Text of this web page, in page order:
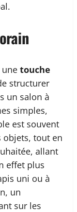
touche
structurer
un salon à
simples,
est souvent
objets, tout en
allant
effet plus
uni ou à
un
sur les